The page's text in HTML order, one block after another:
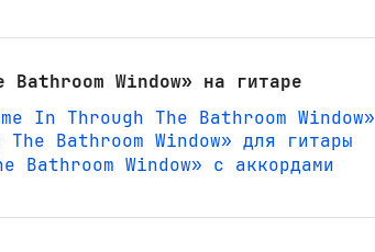
Window» на гитаре
In Through The Bathroom Window»
Bathroom Window» для гитары
Bathroom Window» с аккордами